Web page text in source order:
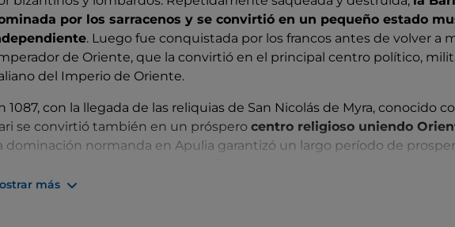
por los sarracenos y se convirtió en un pequeño estado
. Luego fue conquistada por los francos antes de volver a
de Oriente, que la convirtió en el principal centro político,
del Imperio de Oriente.
1087, con la llegada de las reliquias de San Nicolás de Myra, conocido
se convirtió también en un próspero centro religioso uniendo
dominación normanda en Apulia garantizó un largo período de
por los suevos, pero volvió a decaer bajo los angevinos al
más